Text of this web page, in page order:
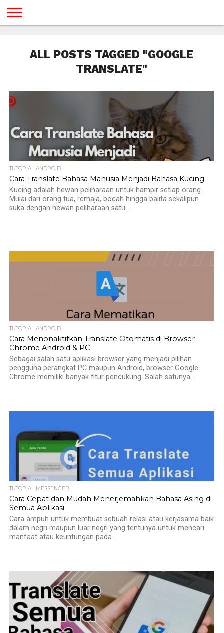
GAMES
DESAIN
ANDROID
YOUTUBE
INTERNET
WINDOWS
LINUX
MACINTOSH
MESSENGER
BLOGSPOT
WORDPRESS
PEMROGRAMAN
SEO
WEB
SERVER
ALL POSTS TAGGED "GOOGLE
TRANSLATE"
TUTORIAL ANDROID
Cara Translate Bahasa Manusia Menjadi Bahasa Kucing
Kucing adalah hewan peliharaan untuk hampir setiap orang.
Mulai dari orang tua, remaja, bocah hingga balita sekalipun
suka dengan hewan peliharaan satu...
TUTORIAL ANDROID
Cara Menonaktifkan Translate Otomatis di Browser
Chrome Android & PC
Sebagai salah satu aplikasi browser yang menjadi pilihan
pengguna perangkat PC maupun Android, browser Google
Chrome memiliki banyak fitur pendukung. Salah satunya...
TUTORIAL MESSENGER
Cara Cepat dan Mudah Menerjemahkan Bahasa Asing di
Semua Aplikasi
Cara ampuh untuk membuat sebuah relasi atau kerjasama baik
dalam negri maupun luar negri yang tentunya untuk mencari
manfaat atau keuntungan pada...